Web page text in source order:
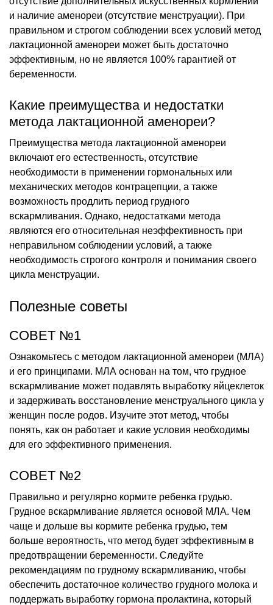
и наличие аменореи (отсутствие менструации). При
правильном и строгом соблюдении всех условий метод
лактационной аменореи может быть достаточно
эффективным, но не является 100% гарантией от
беременности.
Какие преимущества и недостатки
метода лактационной аменореи?
Преимущества метода лактационной аменореи
включают его естественность, отсутствие
необходимости в применении гормональных или
механических методов контрацепции, а также
возможность продлить период грудного
вскармливания. Однако, недостатками метода
являются его относительная неэффективность при
неправильном соблюдении условий, а также
необходимость строгого контроля и понимания своего
цикла менструации.
Полезные советы
СОВЕТ №1
Ознакомьтесь с методом лактационной аменореи (МЛА)
и его принципами. МЛА основан на том, что грудное
вскармливание может подавлять выработку яйцеклеток
и задерживать восстановление менструального цикла у
женщин после родов. Изучите этот метод, чтобы
понять, как он работает и какие условия необходимы
для его эффективного применения.
СОВЕТ №2
Правильно и регулярно кормите ребенка грудью.
Грудное вскармливание является основой МЛА. Чем
чаще и дольше вы кормите ребенка грудью, тем
больше вероятность, что метод будет эффективным в
предотвращении беременности. Следуйте
рекомендациям по грудному вскармливанию, чтобы
обеспечить достаточное количество грудного молока и
поддержать выработку гормона пролактина, который